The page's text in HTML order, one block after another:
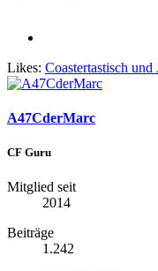
Likes: Coastertastisch und
A47CderMarc
CF Guru
Mitglied seit
2014
Beiträge
1.242